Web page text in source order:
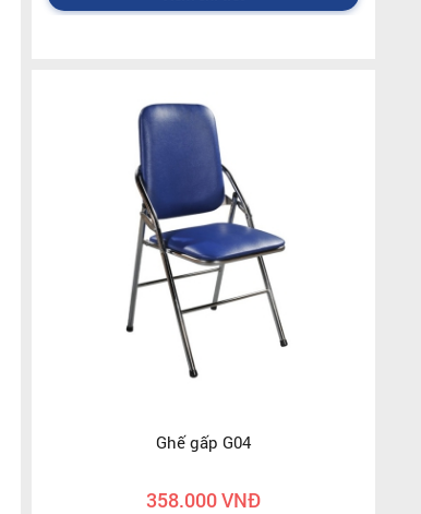
Ghế gấp G04
358.000 VNĐ